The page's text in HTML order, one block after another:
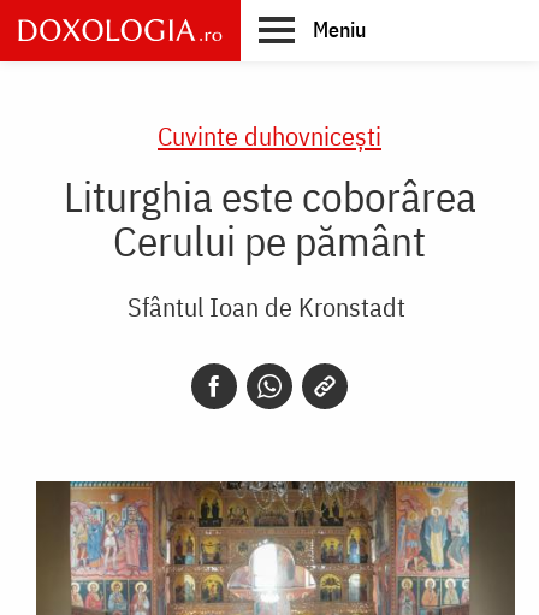
Skip
to
main
Meniu
Cuvinte duhovnicești
Liturghia este coborârea
Cerului pe pământ
Sfântul Ioan de Kronstadt